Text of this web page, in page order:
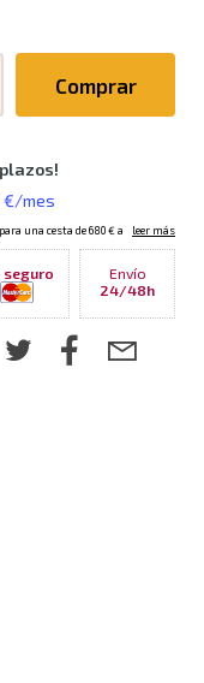
Comprar
seguro
Envío
24/48h